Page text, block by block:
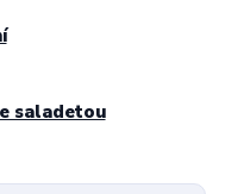
saladetou